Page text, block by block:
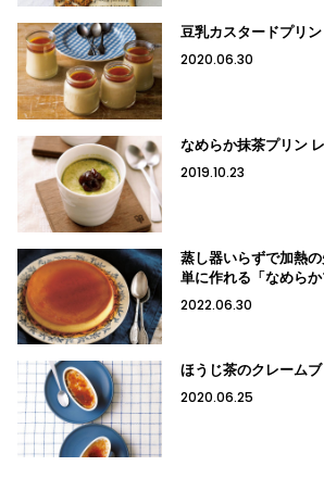
豆乳カスタードプリ
2020.06.30
なめらか抹茶プリン
2019.10.23
蒸し器いらずで加熱
単に作れる「なめらか
2022.06.30
ほうじ茶のクレーム
2020.06.25